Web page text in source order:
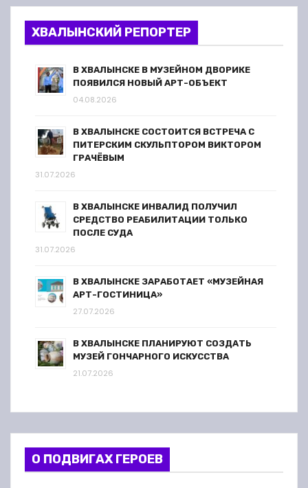
ХВАЛЫНСКИЙ РЕПОРТЕР
В ХВАЛЫНСКЕ В МУЗЕЙНОМ ДВОРИКЕ
ПОЯВИЛСЯ НОВЫЙ АРТ-ОБЪЕКТ
04.08.2026
В ХВАЛЫНСКЕ СОСТОИТСЯ ВСТРЕЧА С
ПИТЕРСКИМ СКУЛЬПТОРОМ ВИКТОРОМ
ГРАЧЁВЫМ
31.07.2026
В ХВАЛЫНСКЕ ИНВАЛИД ПОЛУЧИЛ
СРЕДСТВО РЕАБИЛИТАЦИИ ТОЛЬКО
ПОСЛЕ СУДА
31.07.2026
В ХВАЛЫНСКЕ ЗАРАБОТАЕТ «МУЗЕЙНАЯ
АРТ-ГОСТИНИЦА»
27.07.2026
В ХВАЛЫНСКЕ ПЛАНИРУЮТ СОЗДАТЬ
МУЗЕЙ ГОНЧАРНОГО ИСКУССТВА
21.07.2026
О ПОДВИГАХ ГЕРОЕВ